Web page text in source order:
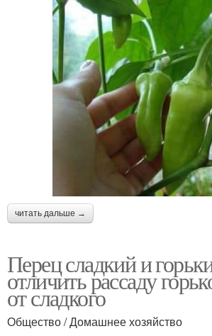
читать дальше →
Перец сладкий и
отличить рассаду
от сладкого
Общество / Домашнее хозяйство